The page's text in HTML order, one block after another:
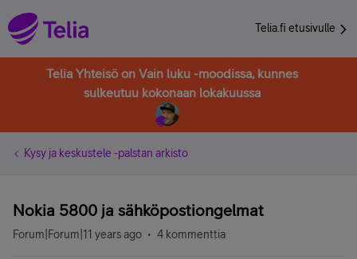
Telia.fi etusivulle
Telia Yhteisö on Vain luku -moodissa, kunnes
sulkeutuu kokonaan lokakuussa
Kysy ja keskustele -palstan arkisto
Nokia 5800 ja sähköpostiongelmat
Forum|Forum|11 years ago 4 kommenttia